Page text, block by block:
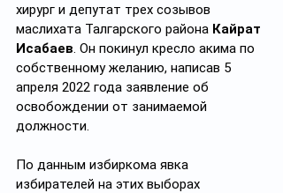
хирург и депутат трех созывов
маслихата Талгарского района Кайрат
Исабаев. Он покинул кресло акима по
собственному желанию, написав 5
апреля 2022 года заявление об
освобождении от занимаемой
должности.
По данным избиркома явка
избирателей на этих выборах